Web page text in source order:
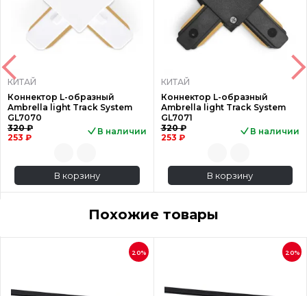
КИТАЙ
Коннектор L-образный
Ambrella light Track System
GL7070
320 ₽
253 ₽
В наличии
В корзину
КИТАЙ
Коннектор L-образный
Ambrella light Track System
GL7071
320 ₽
253 ₽
В наличии
В корзину
Похожие товары
20% 20%